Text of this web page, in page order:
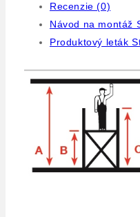
Recenzie (0)
Návod na montáž
Produktový leták